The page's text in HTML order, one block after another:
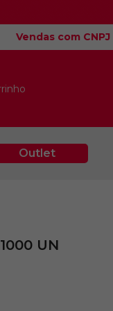
Vendas com CNPJ
Outlet
UN